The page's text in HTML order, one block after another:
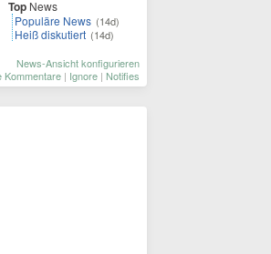
Top News
Populäre News (14d)
Heiß diskutiert (14d)
News-Ansicht konfigurieren
Kommentare | Ignore | Notifies